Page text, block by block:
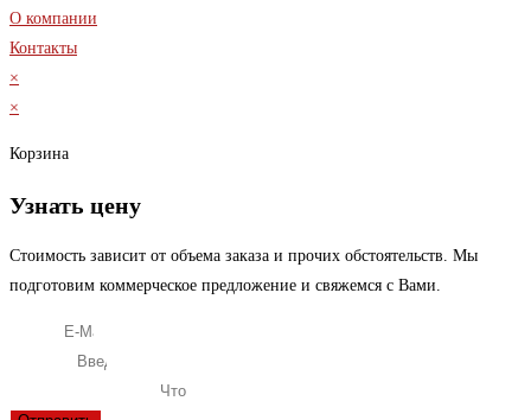
О компании
Контакты
×
×
Корзина
Узнать цену
Стоимость зависит от объема заказа и прочих обстоятельств. Мы
подготовим коммерческое предложение и свяжемся с Вами.